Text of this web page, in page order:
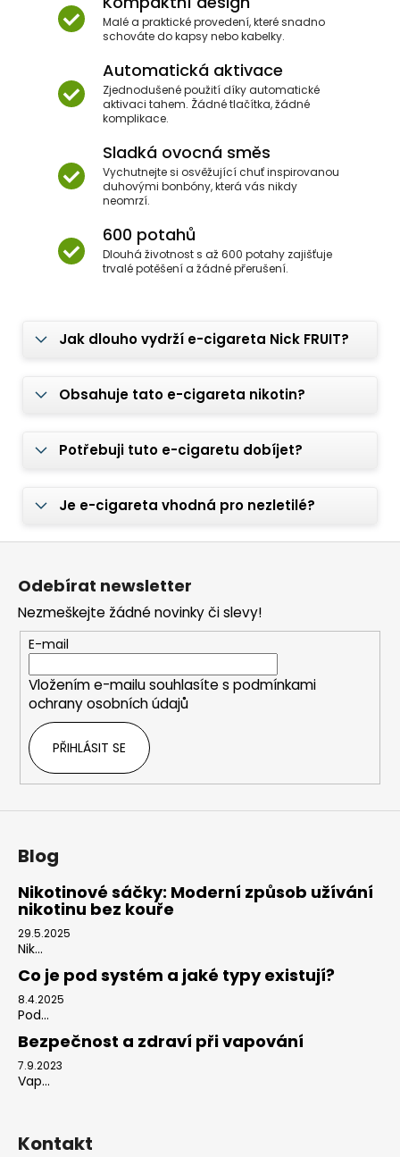
Malé a praktické provedení, které snadno
schováte do kapsy nebo kabelky.
Automatická aktivace
Zjednodušené použití díky automatické
aktivaci tahem. Žádné tlačítka, žádné
komplikace.
Sladká ovocná směs
Vychutnejte si osvěžující chuť inspirovanou
duhovými bonbóny, která vás nikdy
neomrzí.
600 potahů
Dlouhá životnost s až 600 potahy zajišťuje
trvalé potěšení a žádné přerušení.
Jak dlouho vydrží e-cigareta Nick FRUIT?
Obsahuje tato e-cigareta nikotin?
Potřebuji tuto e-cigaretu dobíjet?
Je e-cigareta vhodná pro nezletilé?
Odebírat newsletter
Nezmeškejte žádné novinky či slevy!
E-mail
Vložením e-mailu souhlasíte s podmínkami
ochrany osobních údajů
PŘIHLÁSIT SE
Blog
Nikotinové sáčky: Moderní způsob užívání
nikotinu bez kouře
29.5.2025
Nik...
Co je pod systém a jaké typy existují?
8.4.2025
Pod...
Bezpečnost a zdraví při vapování
7.9.2023
Vap...
Kontakt